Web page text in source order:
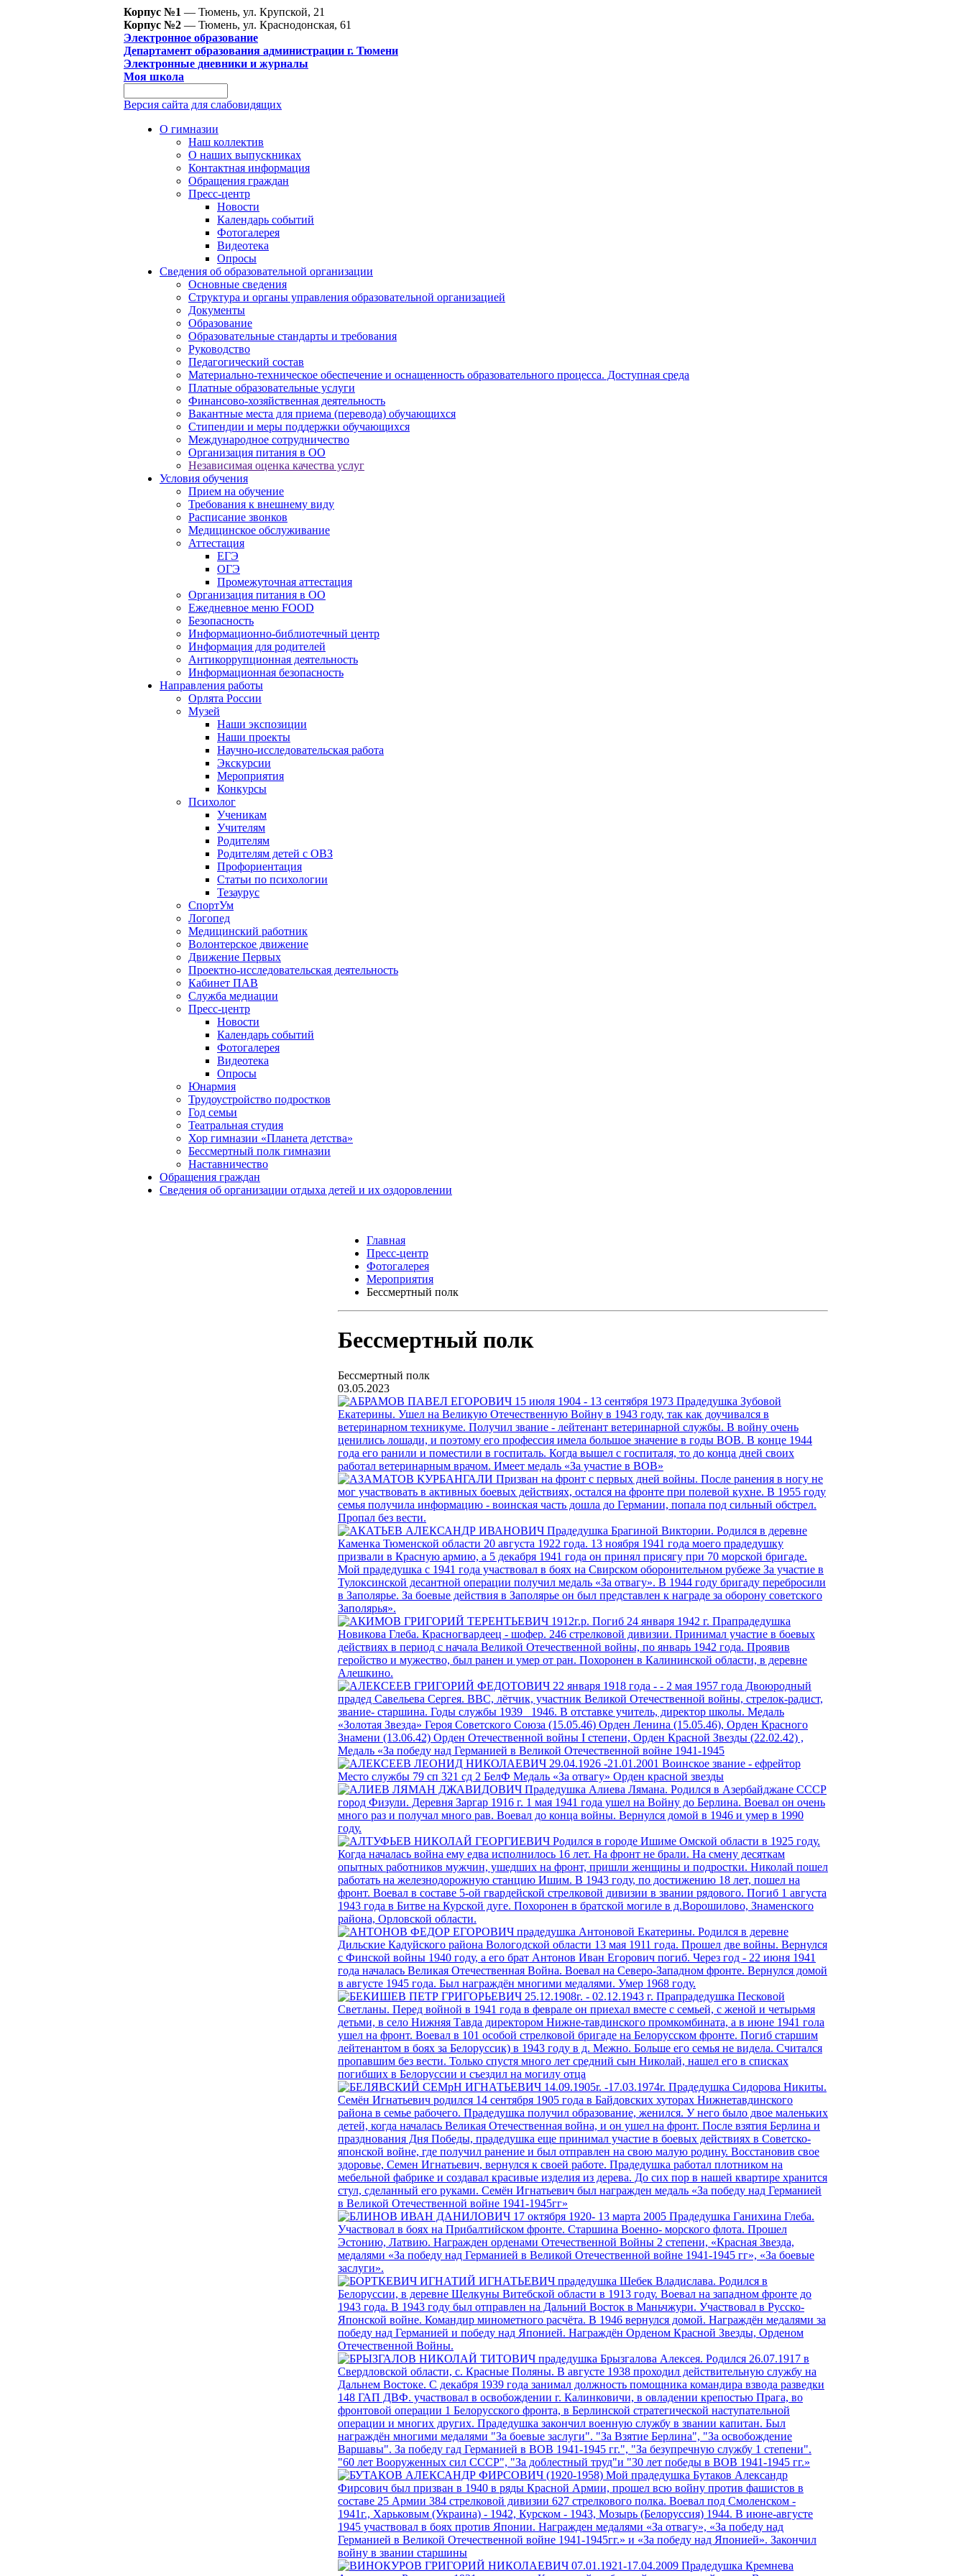
Корпус №1 — Тюмень, ул. Крупской, 21
Корпус №2 — Тюмень, ул. Краснодонская, 61
Электронное образование
Департамент образования администрации г. Тюмени
Электронные дневники и журналы
Моя школа
Версия сайта для слабовидящих
О гимназии
Наш коллектив
О наших выпускниках
Контактная информация
Обращения граждан
Пресс-центр
Новости
Календарь событий
Фотогалерея
Видеотека
Опросы
Сведения об образовательной организации
Основные сведения
Структура и органы управления образовательной организацией
Документы
Образование
Образовательные стандарты и требования
Руководство
Педагогический состав
Материально-техническое обеспечение и оснащенность образовательного процесса. Доступная среда
Платные образовательные услуги
Финансово-хозяйственная деятельность
Вакантные места для приема (перевода) обучающихся
Стипендии и меры поддержки обучающихся
Международное сотрудничество
Организация питания в ОО
Независимая оценка качества услуг
Условия обучения
Прием на обучение
Требования к внешнему виду
Расписание звонков
Медицинское обслуживание
Аттестация
ЕГЭ
ОГЭ
Промежуточная аттестация
Организация питания в ОО
Ежедневное меню FOOD
Безопасность
Информационно-библиотечный центр
Информация для родителей
Антикоррупционная деятельность
Информационная безопасность
Направления работы
Орлята России
Музей
Наши экспозиции
Наши проекты
Научно-исследовательская работа
Экскурсии
Мероприятия
Конкурсы
Психолог
Ученикам
Учителям
Родителям
Родителям детей с ОВЗ
Профориентация
Статьи по психологии
Тезаурус
СпортУм
Логопед
Медицинский работник
Волонтерское движение
Движение Первых
Проектно-исследовательская деятельность
Кабинет ПАВ
Служба медиации
Пресс-центр
Новости
Календарь событий
Фотогалерея
Видеотека
Опросы
Юнармия
Трудоустройство подростков
Год семьи
Театральная студия
Хор гимназии «Планета детства»
Бессмертный полк гимназии
Наставничество
Обращения граждан
Сведения об организации отдыха детей и их оздоровлении
Главная
Пресс-центр
Фотогалерея
Мероприятия
Бессмертный полк
Бессмертный полк
Бессмертный полк
03.05.2023